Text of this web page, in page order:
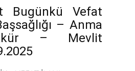
Bugünkü Vefat
– Anma
– Mevlit